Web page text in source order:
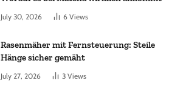
July 30, 2026 6 Views
Rasenmäher mit Fernsteuerung: Steile
Hänge sicher gemäht
July 27, 2026 3 Views